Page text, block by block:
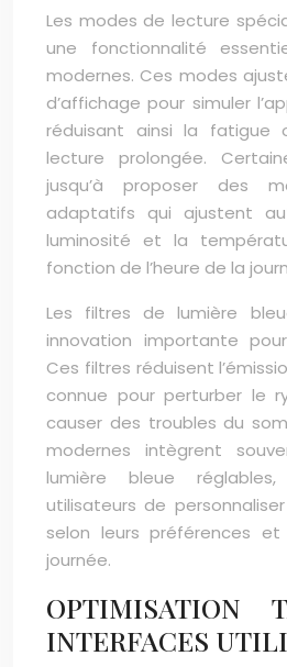
Les modes de lecture
une fonctionnalité
modernes. Ces modes
d’affichage pour simuler
réduisant ainsi la fatigue
lecture prolongée.
jusqu’à proposer des
adaptatifs qui ajustent
luminosité et la
fonction de l’heure de la
Les filtres de lumière
innovation importante
Ces filtres réduisent
connue pour perturber le
causer des troubles du
modernes intègrent
lumière bleue
utilisateurs de
selon leurs préférences
journée.
OPTIMISATION
INTERFACES